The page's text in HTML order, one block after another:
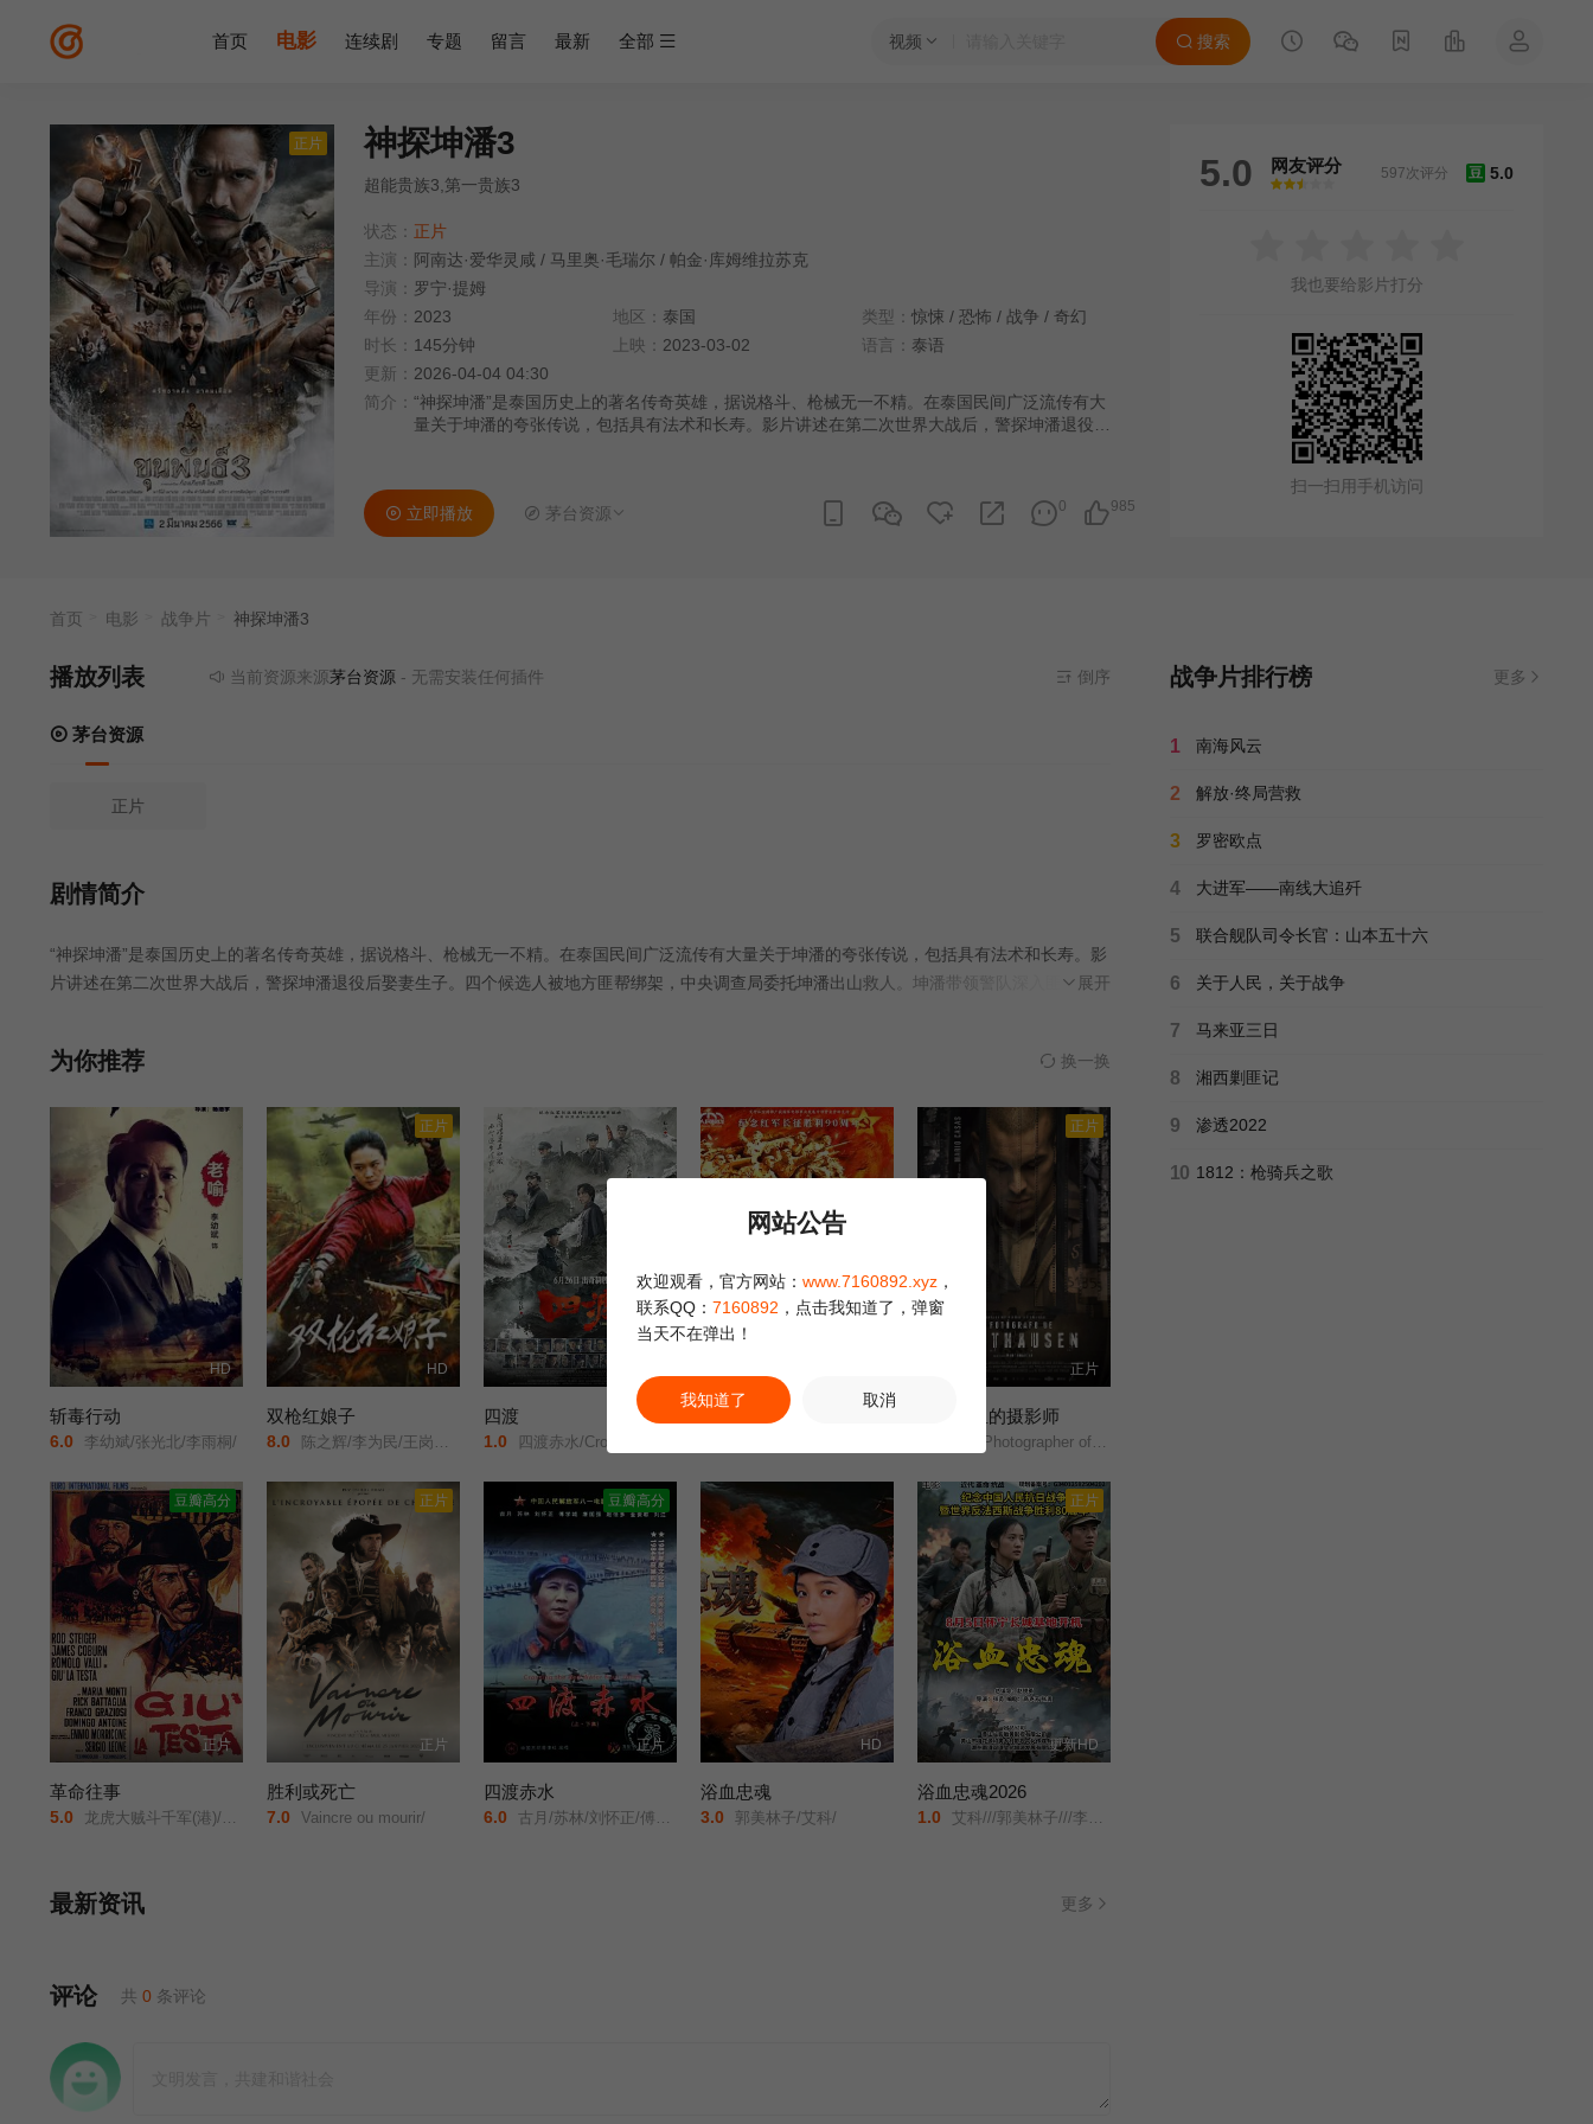
视频 搜索
首页 电影 连续剧 专题 留言 最新 全部
正片 神探坤潘3
超能贵族3,第一贵族3
状态： 正片
主演： 阿南达·爱华灵咸 / 马里奥·毛瑞尔 / 帕金·库姆维拉苏克
导演： 罗宁·提姆
年份： 2023 地区： 泰国 类型： 惊悚 / 恐怖 / 战争 / 奇幻
时长： 145分钟 上映： 2023-03-02 语言： 泰语
更新： 2026-04-04 04:30
简介： “神探坤潘”是泰国历史上的著名传奇英雄，据说格斗、枪械无一不精。在泰国民间广泛流传有大
量关于坤潘的夸张传说，包括具有法术和长寿。影片讲述在第二次世界大战后，警探坤潘退役后
图屠杀匪帮。
985
0
立即播放 茅台资源
5.0 网友评分
很差
较差还行推荐力荐
豆 5.0
597次评分
我也要给影片打分
扫一扫用手机访问
首页 电影 战争片 神探坤潘3
播放列表 当前资源来源茅台资源- 无需安装任何插件 倒序
茅台资源
正片
剧情简介
“神探坤潘”是泰国历史上的著名传奇英雄，据说格斗、枪械无一不精。在泰国民间广泛流传有大量关于坤潘的夸张传说，包括具有法术和长寿。影
片讲述在第二次世界大战后，警探坤潘退役后娶妻生子。四个候选人被地方匪帮绑架，中央调查局委托坤潘出山救人。坤潘带领警队深入匪帮，展开
为你推荐 换一换
HD
斩毒行动
6.0 李幼斌/张光北/李雨桐/
正片
HD
双枪红娘子
8.0 陈之辉/李为民/王岗岗/谢宁/王程/王品一/文祈/刘姝彤/魏兆雄/邱晨阳/
四渡
1.0 四渡赤水/Crossing/
浴血困牛山
正片
正片
集中营里的摄影师
The Photographer of Mauthausen/
豆瓣高分
正片
革命往事
5.0 龙虎大贼斗千军(港)/乌龙英雄/大狂沙/革命怪客/Once Upon a Time... the Revolution/Duck/ You Sucker/A Fistful of Dynamite/
正片
正片
胜利或死亡
7.0 Vaincre ou mourir/
豆瓣高分
正片
四渡赤水
6.0 古月/苏林/刘怀正/傅学诚/
HD
浴血忠魂
3.0 郭美林子/艾科/
正片
更新HD
浴血忠魂2026
1.0 艾科///郭美林子///李博///葛佳佳///邓凯匀///周星宜///红卫姝辰///张博///胡骁源///陈宇星///朱丹蕾///张庆亮/
最新资讯 更多
评论 共 0 条评论
战争片排行榜 更多
1 南海风云
2 解放·终局营救
3 罗密欧点
4 大进军——南线大追歼
5 联合舰队司令长官：山本五十六
6 关于人民，关于战争
7 马来亚三日
8 湘西剿匪记
9 渗透2022
10 1812：枪骑兵之歌
网站公告
欢迎观看，官方网站： www.7160892.xyz ，
联系QQ： 7160892 ，点击我知道了，弹窗
当天不在弹出！
我知道了 取消